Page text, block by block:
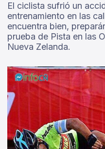
El ciclista sufrió un
entrenamiento en las
encuentra bien,
prueba de Pista en las
Nueva Zelanda.